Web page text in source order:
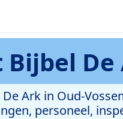
Ark in Oud-
personeel,